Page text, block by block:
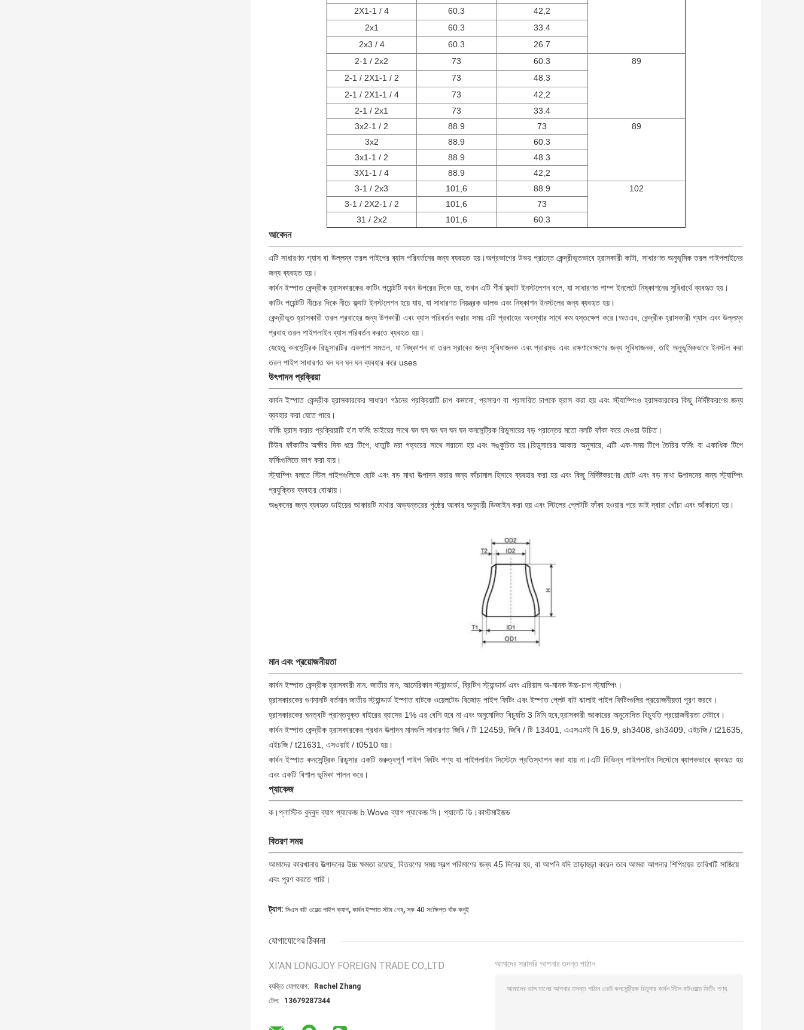
2X1-1 / 4
60.3
42,2
2x1
60.3
33.4
2x3 / 4
60.3
26.7
2-1 / 2x2
73 60.3
89
2-1 / 2X1-1 / 2
73
48.3
2-1 / 2X1-1 / 4
73
42,2
2-1 / 2x1
73
33.4
3x2-1 / 2
88.9 73
89
3x2
88.9
60.3
3x1-1 / 2
88.9
48.3
3X1-1 / 4
88.9
42,2
3-1 / 2x3
101,6 88.9
102
3-1 / 2X2-1 / 2
101,6
73
31 / 2x2
101,6 60.3
আবেদন
এটি সাধারণত গ্যাস বা উল্লম্ব তরল পাইপের ব্যাস পরিবর্তনের জন্য ব্যবহৃত হয়।অগ্রভাগের উভয় প্রান্তে কেন্দ্রীভূতভাবে হ্রাসকারী কাটা, সাধারণত অনুভূমিক তরল পাইপলাইনের
জন্য ব্যবহৃত হয়।
কার্বন ইস্পাত কেন্দ্রীক হ্রাসকারকের কাটিং পয়েন্টটি যখন উপরের দিকে হয়, তখন এটি শীর্ষ ফ্ল্যাট ইনস্টলেশন বলে, যা সাধারণত পাম্প ইনলেটে নিষ্কাশনের সুবিধার্থে ব্যবহৃত হয়।
কাটিং পয়েন্টটি নীচের দিকে নীচে ফ্ল্যাট ইনস্টলেশন হয়ে যায়, যা সাধারণত নিয়ন্ত্রক ভালভ এবং নিষ্কাশন ইনস্টলের জন্য ব্যবহৃত হয়।
কেন্দ্রীভূত হ্রাসকারী তরল প্রবাহের জন্য উপকারী এবং ব্যাস পরিবর্তন করার সময় এটি প্রবাহের অবস্থার সাথে কম হস্তক্ষেপ করে।অতএব, কেন্দ্রীক হ্রাসকারী গ্যাস এবং উল্লম্ব
প্রবাহ তরল পাইপলাইন ব্যাস পরিবর্তন করতে ব্যবহৃত হয়।
যেহেতু কনসেন্ট্রিক রিডুসারটির একপাশ সমতল, যা নিষ্কাশন বা তরল স্রাবের জন্য সুবিধাজনক এবং প্রারম্ভ এবং রক্ষণাবেক্ষণের জন্য সুবিধাজনক, তাই অনুভূমিকভাবে ইনস্টল করা
তরল পাইপ সাধারণত ঘন ঘন ঘন ঘন ব্যবহার করে uses
উৎপাদন প্রক্রিয়া
কার্বন ইস্পাত কেন্দ্রীক হ্রাসকারকের সাধারণ গঠনের প্রক্রিয়াটি চাপ কমানো, প্রসারণ বা প্রসারিত চাপকে হ্রাস করা হয় এবং স্ট্যাম্পিংও হ্রাসকারকের কিছু নির্দিষ্টকরণের জন্য
ব্যবহার করা যেতে পারে।
ফর্মিং হ্রাস করার প্রক্রিয়াটি হ'ল ফর্মিং ডাইয়ের সাথে ঘন ঘন ঘন ঘন ঘন ঘন কনসেন্ট্রিক রিডুসারের বড় প্রান্তের মতো নলটি ফাঁকা করে দেওয়া উচিত।
টিউব ফাঁকাটির অক্ষীয় দিক ধরে টিপে, ধাতুটি মরা গহ্বরের সাথে সরানো হয় এবং সঙ্কুচিত হয়।রিডুসারের আকার অনুসারে, এটি এক-সময় টিপে তৈরির ফর্মিং বা একাধিক টিপে
ফর্মিংগুলিতে ভাগ করা যায়।
স্ট্যাম্পিং বলতে স্টিল পাইপগুলিকে ছোট এবং বড় মাথা উত্পাদন করার জন্য কাঁচামাল হিসাবে ব্যবহার করা হয় এবং কিছু নির্দিষ্টকরণের ছোট এবং বড় মাথা উত্পাদনের জন্য স্ট্যাম্পিং
প্রযুক্তির ব্যবহার বোঝায়।
অঙ্কনের জন্য ব্যবহৃত ডাইয়ের আকারটি মাথার অভ্যন্তরের পৃষ্ঠের আকার অনুযায়ী ডিজাইন করা হয় এবং স্টিলের প্লেটটি ফাঁকা হওয়ার পরে ডাই দ্বারা খোঁচা এবং আঁকানো হয়।
মান এবং প্রয়োজনীয়তা
কার্বন ইস্পাত কেন্দ্রীক হ্রাসকারী মান: জাতীয় মান, আমেরিকান স্ট্যান্ডার্ড, ব্রিটিশ স্ট্যান্ডার্ড এবং এরিয়াস অ-মানক উচ্চ-চাপ স্ট্যাম্পিং।
হ্রাসকারকের গুণমানটি বর্তমান জাতীয় স্ট্যান্ডার্ড ইস্পাত বাটকে ওয়েলটেড বিজোড় পাইপ ফিটিং এবং ইস্পাত প্লেট বাট ঝালাই পাইপ ফিটিংগুলির প্রয়োজনীয়তা পূরণ করবে।
হ্রাসকারকের ঘনত্বটি প্রান্তযুক্ত বাইরের ব্যাসের 1% এর বেশি হবে না এবং অনুমোদিত বিচ্যুতি 3 মিমি হবে;হ্রাসকারী আকারের অনুমোদিত বিচ্যুতি প্রয়োজনীয়তা মেটাবে।
কার্বন ইস্পাত কেন্দ্রীক হ্রাসকারকের প্রধান উত্পাদন মানগুলি সাধারণত জিবি / টি 12459, জিবি / টি 13401, এএসএমই বি 16.9, sh3408, sh3409, এইচজি / t21635,
এইচজি / t21631, এসওয়াই / t0510 হয়।
কার্বন ইস্পাত কনসেন্ট্রিক রিডুসার একটি গুরুত্বপূর্ণ পাইপ ফিটিং পণ্য যা পাইপলাইন সিস্টেমে প্রতিস্থাপন করা যায় না।এটি বিভিন্ন পাইপলাইন সিস্টেমে ব্যাপকভাবে ব্যবহৃত হয়
এবং একটি বিশাল ভূমিকা পালন করে।
প্যাকেজ
ক।প্লাস্টিক বুদ্বুদ ব্যাগ প্যাকেজ b.Wove ব্যাগ প্যাকেজ সি। প্যালেট ডি।কাস্টমাইজড
বিতরণ সময়
আমাদের কারখানায় উত্পাদনের উচ্চ ক্ষমতা রয়েছে, বিতরণের সময় স্বল্প পরিমাণের জন্য 45 দিনের হয়, বা আপনি যদি তাড়াহুড়া করেন তবে আমরা আপনার শিপিংয়ের তারিখটি সাজিয়ে
এবং পূরণ করতে পারি।
ট্যাগ: সিএস বাট ওয়েল্ড পাইপ ক্যাপ, কার্বন ইস্পাত স্টাব শেষ, স্ক 40 সংক্ষিপ্ত বাঁক কনুই
যোগাযোগের ঠিকানা
XI'AN LONGJOY FOREIGN TRADE CO.,LTD
ব্যক্তি যোগাযোগ:
Rachel Zhang
টেল:
13679287344
আমাদের সরাসরি আপনার তদন্ত পাঠান